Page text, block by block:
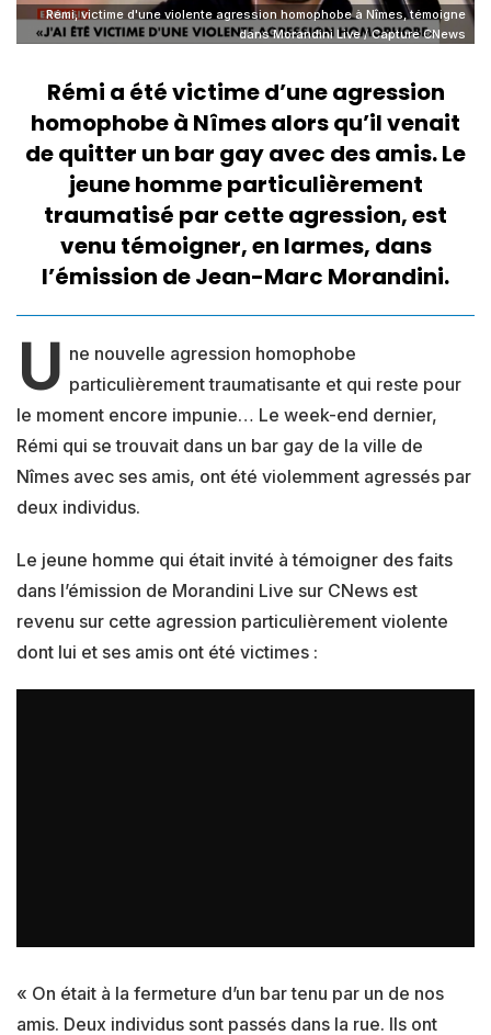
Rémi, victime d'une violente agression homophobe à Nîmes, témoigne
dans Morandini Live / Capture CNews
Rémi a été victime d’une agression
homophobe à Nîmes alors qu’il venait
de quitter un bar gay avec des amis. Le
jeune homme particulièrement
traumatisé par cette agression, est
venu témoigner, en larmes, dans
l’émission de Jean-Marc Morandini.
U ne nouvelle agression homophobe
particulièrement traumatisante et qui reste pour
le moment encore impunie… Le week-end dernier,
Rémi qui se trouvait dans un bar gay de la ville de
Nîmes avec ses amis, ont été violemment agressés par
deux individus.
Le jeune homme qui était invité à témoigner des faits
dans l’émission de Morandini Live sur CNews est
revenu sur cette agression particulièrement violente
dont lui et ses amis ont été victimes :
« On était à la fermeture d’un bar tenu par un de nos
amis. Deux individus sont passés dans la rue. Ils ont